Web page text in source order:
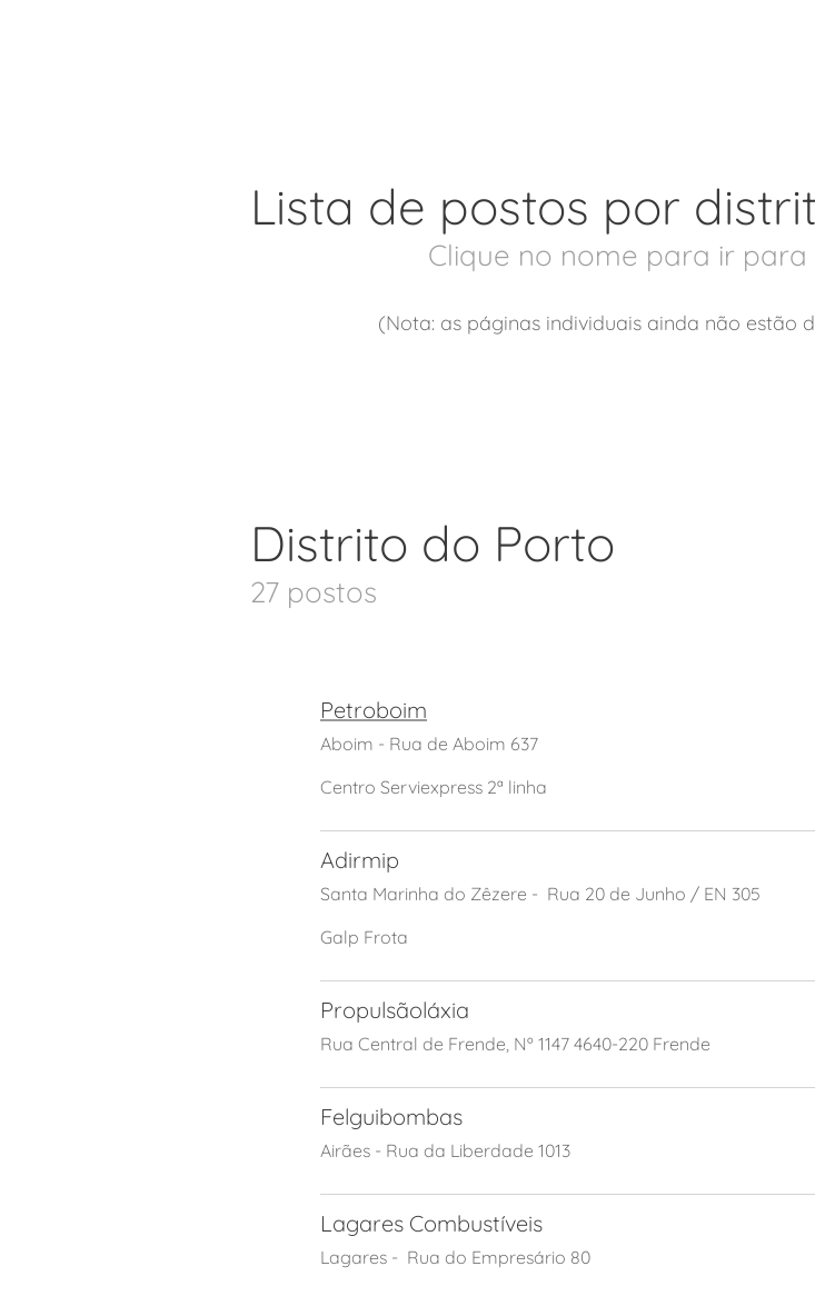
Lista de postos por
Clique no nome para ir
(Nota: as páginas individuais ainda não estão
Distrito do Porto
27 postos
Petroboim
Aboim - Rua de Aboim 637
Centro Serviexpress 2ª linha
Adirmip
Santa Marinha do Zêzere - Rua 20 de Junho / EN 305
Galp Frota
Propulsãoláxia
Rua Central de Frende, Nº 1147 4640-220 Frende
Felguibombas
Airães - Rua da Liberdade 1013
Lagares Combustíveis
Lagares - Rua do Empresário 80